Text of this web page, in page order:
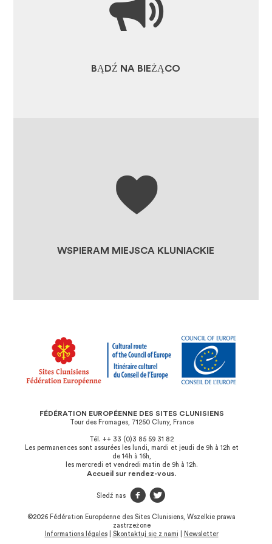
BĄDŹ NA BIEŻĄCO
ZASOBY
AKTUALNE WIADOMOŚCI
WSPIERAM MIEJSCA KLUNIACKIE
EUROPEJSKIEJ FEDERACJI
MIEJSC KLUNIACKICH (FESC)
WSPIERANIE PROJEKTÓW
SKLEP
FÉDÉRATION EUROPÉENNE DES SITES CLUNISIENS
Tour des Fromages, 71250 Cluny, France
Tél. ++ 33 (0)3 85 59 31 82
Les permanences sont assurées les lundi, mardi et jeudi de 9h à 12h et
de 14h à 16h,
les mercredi et vendredi matin de 9h à 12h.
Accueil sur rendez-vous.
Sledź nas ft
©2026 Fédération Européenne des Sites Clunisiens, Wszelkie prawa
zastrzeżone
Informations légales| Skontaktuj się z nami Newsletter